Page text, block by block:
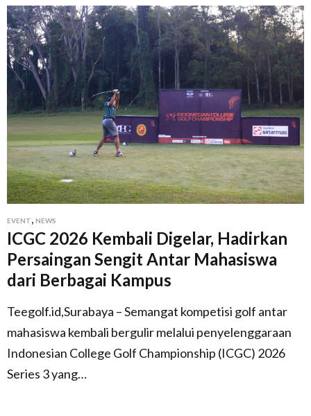
EVENT NEWS
ICGC 2026 Kembali Digelar, Hadirkan
Persaingan Sengit Antar Mahasiswa
dari Berbagai Kampus
Teegolf.id,Surabaya – Semangat kompetisi golf antar
mahasiswa kembali bergulir melalui penyelenggaraan
Indonesian College Golf Championship (ICGC) 2026
Series 3 yang…